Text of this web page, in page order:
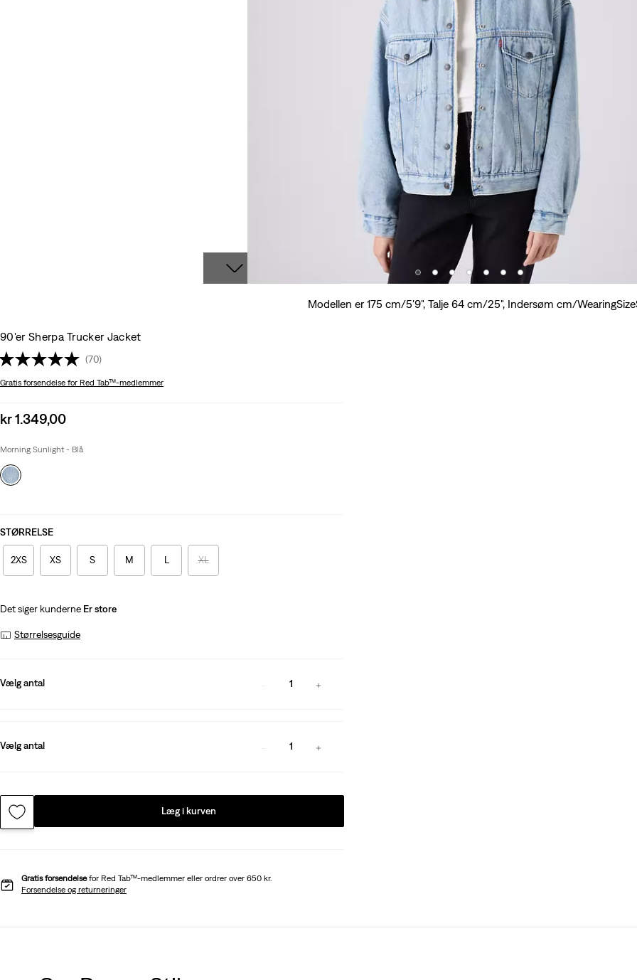
Modellen er 175 cm/5'9", Talje 64 cm/25", Indersøm cm/
90'er Sherpa Trucker Jacket
(70)
Gratis forsendelse for Red Tab™-medlemmer
Sale
is
kr 1.349,00
Morning Sunlight - Blå
STØRRELSE
2XS XS S M L XL
Det siger kunderne Er store
Størrelsesguide
Vælg antal 1
Vælg antal 1
Læg i kurven
Gratis forsendelsefor Red Tab™-medlemmer eller ordrer over 650 kr.
Forsendelse og returneringer